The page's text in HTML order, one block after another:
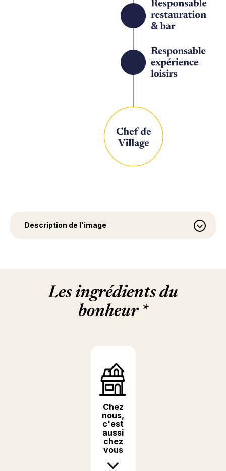
Description de l'image
Les ingrédients du
bonheur *
Chez
nous,
c'est
aussi
chez
vous